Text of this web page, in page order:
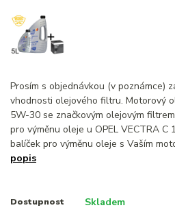
Prosím s objednávkou (v poznámce)
vhodnosti olejového filtru. Motorový
5W-30 se značkovým olejovým
pro výměnu oleje u OPEL VECTRA C
balíček pro výměnu oleje s Vaším
popis
Dostupnost Skladem